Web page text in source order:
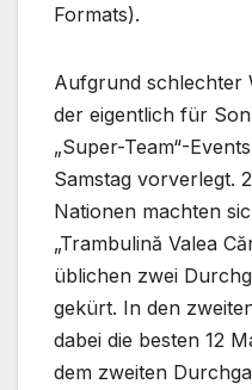
Formats).
Aufgrund schlechter
der eigentlich für
„Super-Team“-
Samstag vorverlegt.
Nationen machten
„Trambulină Valea
üblichen zwei
gekürt. In den
dabei die besten 12
dem zweiten